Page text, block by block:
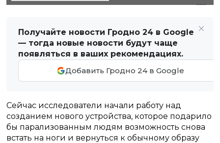
Получайте новости Гродно 24 в Google
— тогда новые новости будут чаще
появляться в ваших рекомендациях.
Добавить Гродно 24 в Google
Сейчас исследователи начали работу над
созданием нового устройства, которое подарило
бы парализованным людям возможность снова
встать на ноги и вернуться к обычному образу